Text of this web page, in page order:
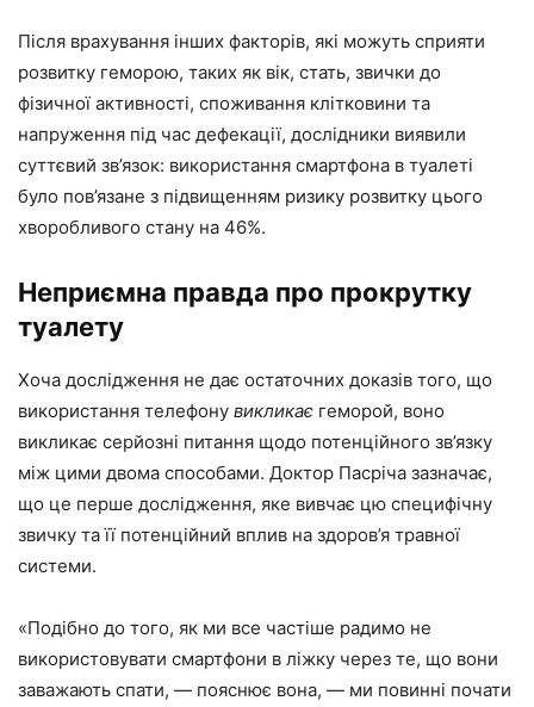
Після врахування інших факторів, які можуть сприяти
розвитку геморою, таких як вік, стать, звички до
фізичної активності, споживання клітковини та
напруження під час дефекації, дослідники виявили
суттєвий зв’язок: використання смартфона в туалеті
було пов’язане з підвищенням ризику розвитку цього
хворобливого стану на 46%.
Неприємна правда про прокрутку
туалету
Хоча дослідження не дає остаточних доказів того, що
використання телефону викликає геморой, воно
викликає серйозні питання щодо потенційного зв’язку
між цими двома способами. Доктор Пасріча зазначає,
що це перше дослідження, яке вивчає цю специфічну
звичку та її потенційний вплив на здоров’я травної
системи.
«Подібно до того, як ми все частіше радимо не
використовувати смартфони в ліжку через те, що вони
заважають спати, — пояснює вона, — ми повинні почати